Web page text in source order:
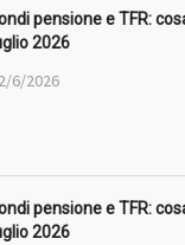
pensione e TFR:
2026
6/2026
pensione e TFR:
2026